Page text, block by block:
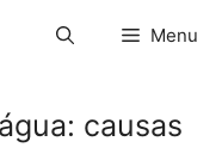
Menu
causas